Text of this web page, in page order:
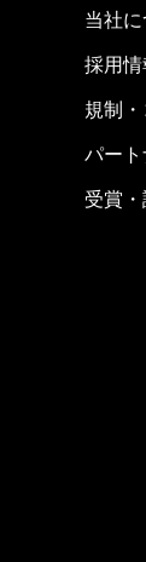
当社
採用情
規制
パー
受賞